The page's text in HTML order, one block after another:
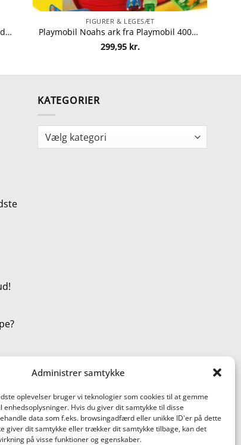
Administrer samtykke
oplevelser bruger vi teknologier som cookies til at gemme
Hvis du giver dit samtykke til disse
data som f.eks. browsingadfærd eller unikke ID'er på dette
giver dit samtykke eller trækker dit samtykke tilbage, kan det
på visse funktioner og egenskaber.
Dantoy stort køkkensæt – 59 dele fra dantoy 5701217042566
FIGURER & LEGESÆT
Playmobil Noahs ark fra Playmobil 4008789067654
299,95 kr.
KATEGORIER
Kategorier